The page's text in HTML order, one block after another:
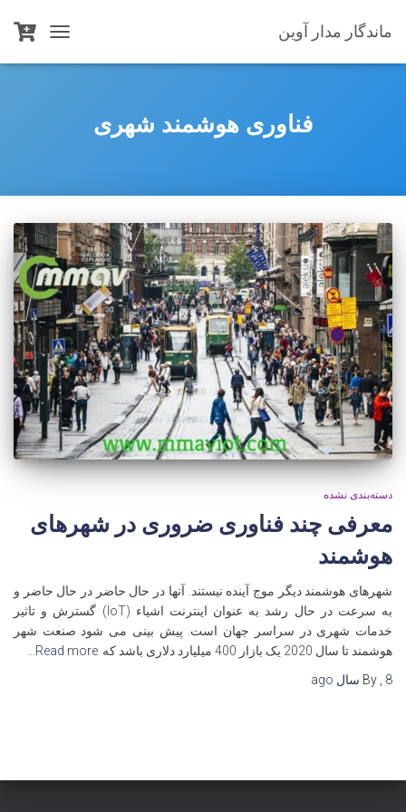
ماندگار مدار آوین
TOGGLE
NAVIGATION
فناوری هوشمند شهری
دسته‌بندی نشده
معرفی چند فناوری ضروری در شهرهای
هوشمند
شهرهای هوشمند دیگر موج آینده نیستند. آنها در حال حاضر در حال حاضر و
به سرعت در حال رشد به عنوان اینترنت اشیاء (IoT) گسترش و تاثیر
خدمات شهری در سراسر جهان است. پیش بینی می شود صنعت شهر
هوشمند تا سال 2020 یک بازار 400 میلیارد دلاری باشد که
Read more…
By , 8 سال